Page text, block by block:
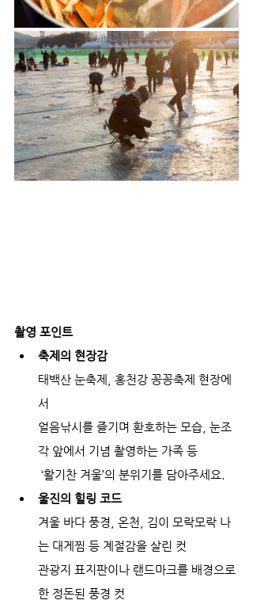
촬영 포인트
축제의 현장감
태백산 눈축제, 홍천강 꽁꽁축제 현장에
서
얼음낚시를 즐기며 환호하는 모습, 눈조
각 앞에서 기념 촬영하는 가족 등
‘활기찬 겨울’의 분위기를 담아주세요.
울진의 힐링 코드
겨울 바다 풍경, 온천, 김이 모락모락 나
는 대게찜 등 계절감을 살린 컷
관광지 표지판이나 랜드마크를 배경으로
한 정돈된 풍경 컷